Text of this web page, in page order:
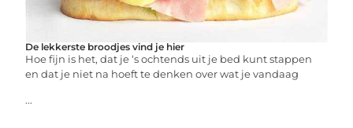
De lekkerste broodjes vind je hier
Hoe fijn is het, dat je ‘s ochtends uit je bed kunt stappen
en dat je niet na hoeft te denken over wat je vandaag
...